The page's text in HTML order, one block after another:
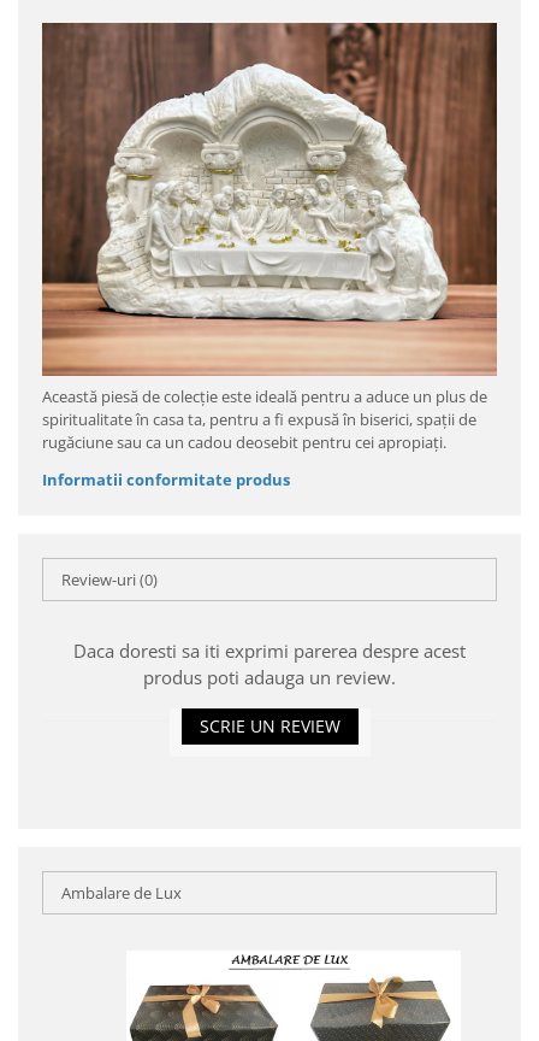
Această piesă de colecție este ideală pentru a aduce un plus de
spiritualitate în casa ta, pentru a fi expusă în biserici, spații de
rugăciune sau ca un cadou deosebit pentru cei apropiați.
Informatii conformitate produs
Review-uri(0)
Daca doresti sa iti exprimi parerea despre acest
produs poti adauga un review.
SCRIE UN REVIEW
Ambalare de Lux